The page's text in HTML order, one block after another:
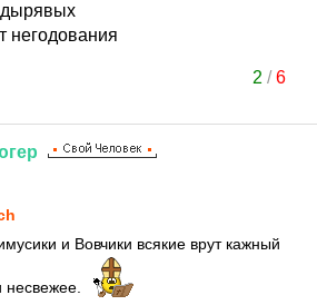
негодования
2 /6
и Вовчики всякие врут кажный
несвежее.